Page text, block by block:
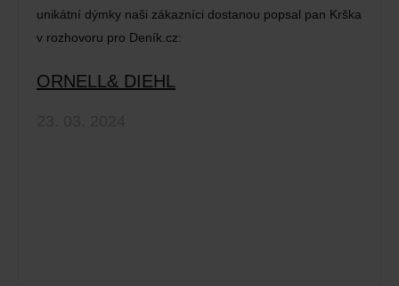
unikátní dýmky naši zákazníci dostanou popsal pan Krška
v rozhovoru pro Deník.cz:
ORNELL& DIEHL